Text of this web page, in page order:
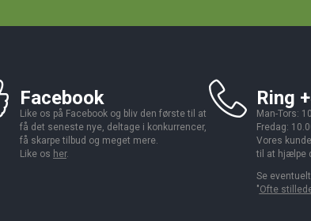
Facebook
Like os på Facebook og bliv den første til at
få det seneste nye, deltage i konkurrencer,
få skarpe tilbud og meget mere.
Like os her.
Ring
Man-Tors:
Fredag:
Vores
til at hjælpe
Se
"Ofte